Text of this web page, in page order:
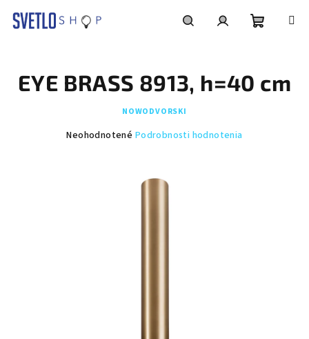
košík
EYE BRASS 8913, h=40 cm
NOWODVORSKI
Priemerné
Neohodnotené Podrobnosti hodnotenia